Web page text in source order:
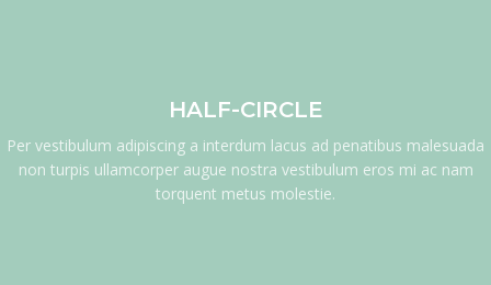
HALF-CIRCLE
Per vestibulum adipiscing a interdum lacus ad penatibus malesuada
non turpis ullamcorper augue nostra vestibulum eros mi ac nam
torquent metus molestie.